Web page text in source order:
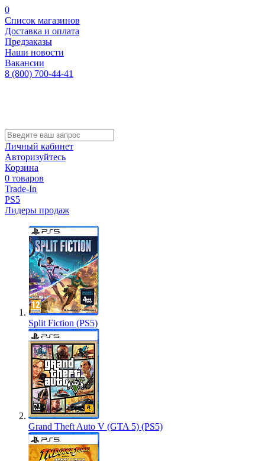
0
Список магазинов
Доставка и оплата
Предзаказы
Наши новости
Вакансии
8 (800) 700-44-41
Личный кабинет
Авторизуйтесь
Корзина
0 товаров
Trade-In
PS5
Лидеры продаж
Split Fiction (PS5)
Grand Theft Auto V (GTA 5) (PS5)